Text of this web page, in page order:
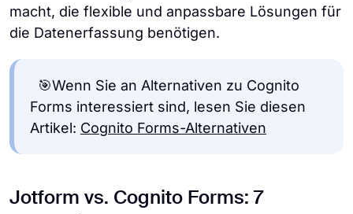
macht, die flexible und anpassbare Lösungen für
die Datenerfassung benötigen.
🎯Wenn Sie an Alternativen zu Cognito
Forms interessiert sind, lesen Sie diesen
Artikel: Cognito Forms-Alternativen
Jotform vs. Cognito Forms: 7